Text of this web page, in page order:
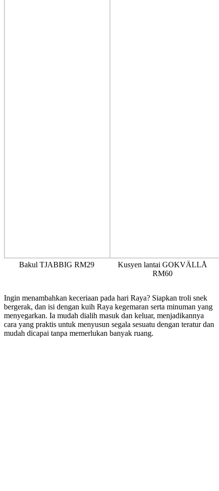
Bakul TJABBIG RM29
Kusyen lantai GOKVÄLLÅ
RM60
Ingin menambahkan keceriaan pada hari Raya? Siapkan troli snek
bergerak, dan isi dengan kuih Raya kegemaran serta minuman yang
menyegarkan. Ia mudah dialih masuk dan keluar, menjadikannya
cara yang praktis untuk menyusun segala sesuatu dengan teratur dan
mudah dicapai tanpa memerlukan banyak ruang.